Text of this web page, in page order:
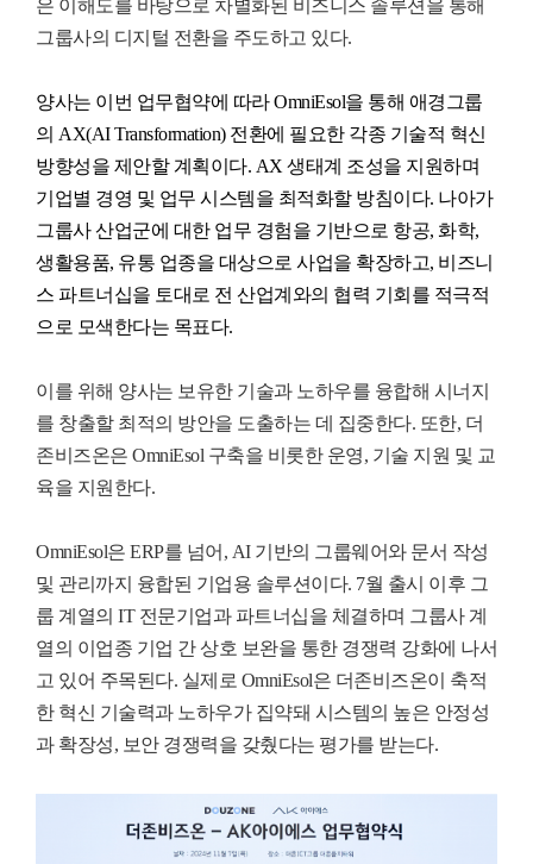
은 이해도를 바탕으로 차별화된 비즈니스 솔루션을 통해
그룹사의 디지털 전환을 주도하고 있다.
양사는 이번 업무협약에 따라OmniEsol을 통해 애경그룹
의 AX(AI Transformation) 전환에 필요한 각종 기술적 혁신
방향성을 제안할 계획이다. AX 생태계 조성을 지원하며
기업별 경영 및 업무 시스템을 최적화할 방침이다. 나아가
그룹사 산업군에 대한 업무 경험을 기반으로 항공, 화학,
생활용품, 유통 업종을 대상으로 사업을 확장하고, 비즈니
스 파트너십을 토대로 전 산업계와의 협력 기회를 적극적
으로 모색한다는 목표다.
이를 위해 양사는 보유한 기술과 노하우를 융합해 시너지
를 창출할 최적의 방안을 도출하는 데 집중한다. 또한, 더
존비즈온은 OmniEsol 구축을 비롯한 운영, 기술 지원 및 교
육을 지원한다.
OmniEsol은 ERP를 넘어 , AI 기반의 그룹웨어와 문서 작성
및 관리까지 융합된 기업용 솔루션이다. 7월 출시 이후 그
룹 계열의 IT 전문기업과 파트너십을 체결하며 그룹사 계
열의 이업종 기업 간 상호 보완을 통한 경쟁력 강화에 나서
고 있어 주목된다. 실제로 OmniEsol은 더존비즈온이 축적
한 혁신 기술력과 노하우가 집약돼 시스템의 높은 안정성
과 확장성, 보안 경쟁력을 갖췄다는 평가를 받는다.